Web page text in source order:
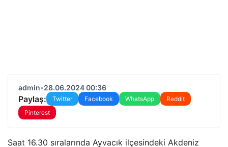
admin•28.06.2024 00:36
Paylaş: Twitter Facebook WhatsApp
Reddit
Pinterest
Saat 16.30 sıralarında Ayvacık ilçesindeki Akdeniz